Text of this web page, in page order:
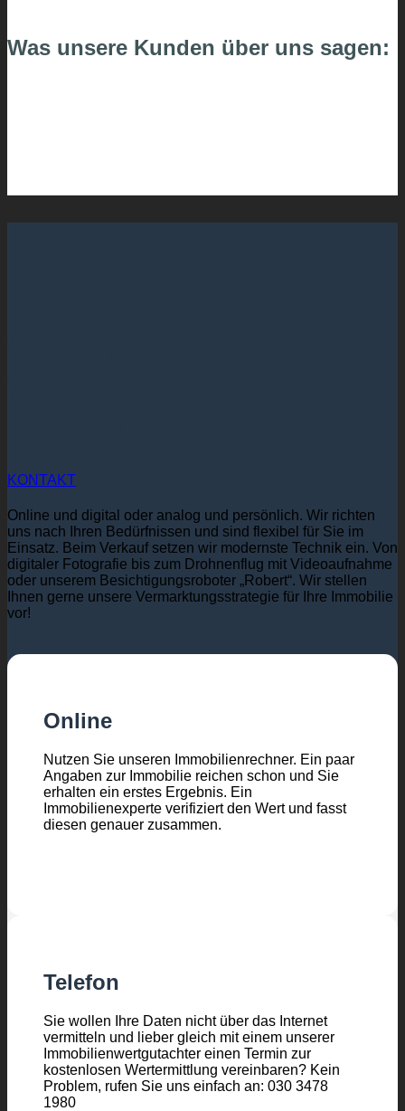
Was unsere Kunden über uns sagen:
KONTAKT
Online und digital oder analog und persönlich. Wir richten
uns nach Ihren Bedürfnissen und sind flexibel für Sie im
Einsatz. Beim Verkauf setzen wir modernste Technik ein. Von
digitaler Fotografie bis zum Drohnenflug mit Videoaufnahme
oder unserem Besichtigungsroboter „Robert“. Wir stellen
Ihnen gerne unsere Vermarktungsstrategie für Ihre Immobilie
vor!
Online
Nutzen Sie unseren Immobilienrechner. Ein paar
Angaben zur Immobilie reichen schon und Sie
erhalten ein erstes Ergebnis. Ein
Immobilienexperte verifiziert den Wert und fasst
diesen genauer zusammen.
Telefon
Sie wollen Ihre Daten nicht über das Internet
vermitteln und lieber gleich mit einem unserer
Immobilienwertgutachter einen Termin zur
kostenlosen Wertermittlung vereinbaren? Kein
Problem, rufen Sie uns einfach an: 030 3478
1980